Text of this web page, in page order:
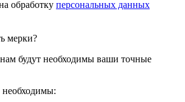
обработку персональных данных
мерки?
будут необходимы ваши точные